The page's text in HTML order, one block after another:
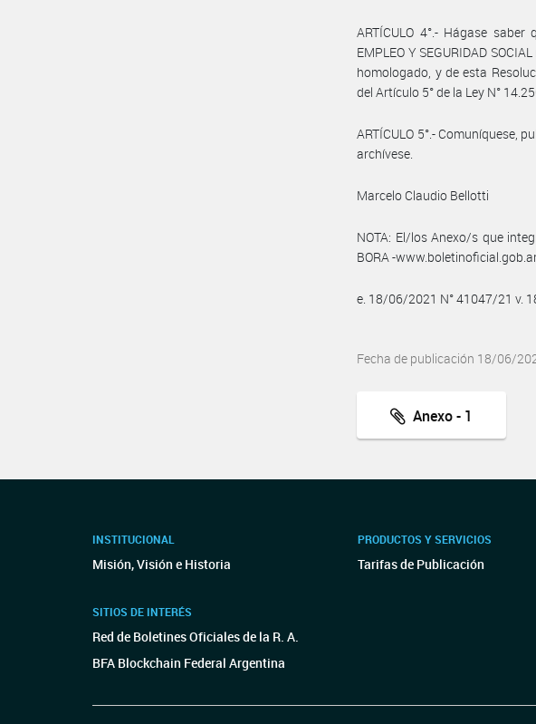
ARTÍCULO 4°.- Hágase
EMPLEO Y SEGURIDAD
homologado, y de esta
del Artículo 5° de la Ley N°
ARTÍCULO 5°.- Comuníquese,
archívese.
Marcelo Claudio Bellotti
NOTA: El/los Anexo/s que
BORA -
e. 18/06/2021 N° 41047/21 v.
Fecha de publicación 18/06/
Anexo - 1
INSTITUCIONAL
Misión, Visión e Historia
SITIOS DE INTERÉS
Red de Boletines Oficiales de la R. A.
BFA Blockchain Federal Argentina
PRODUCTOS Y SERVICIOS
Tarifas de Publicación